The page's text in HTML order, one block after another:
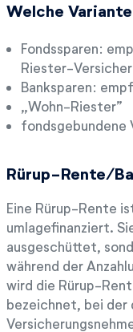
Welche
Fondssparen:
Riester-
Banksparen:
„Wohn-Riester”
fondsgebundene
Rürup-Rente/
Eine Rürup-Rente
umlagefinanziert.
ausgeschüttet,
während der
wird die Rürup-
bezeichnet, bei der